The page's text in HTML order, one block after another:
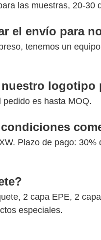
las muestras, 20-
el envío para
tenemos un
logotipo
es hasta MOQ.
Plazo de pago:
2 capa EPE, 2
especiales.